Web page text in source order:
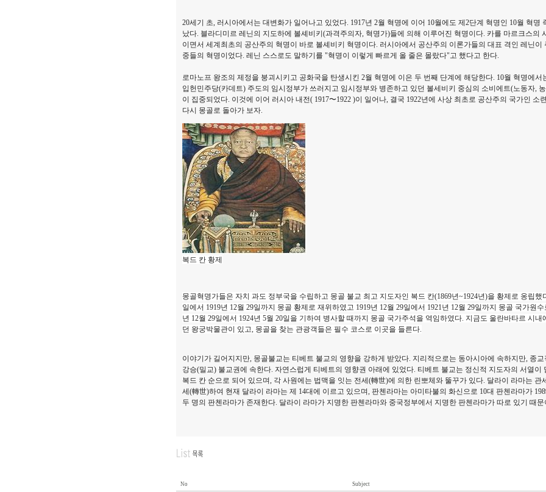
20세기 초, 러시아에서는 대변화가 일어나고 있었다. 1917년 2월 혁명에 이어 10월에도 제2단계 혁명인 10월 혁명
났다. 블라디미르 레닌의 지도하에 볼셰비키(과격주의자, 혁명가)들에 의해 이루어진 혁명이다. 카를 마르크스의
이면서 세계최초의 공산주의 혁명이 바로 볼셰비키 혁명이다. 러시아에서 공산주의 이론가들의 대표 격인 레닌이
중들의 혁명이었다. 레닌 스스로도 말하기를 "혁명이 이렇게 빠르게 올 줄은 몰랐다"고 했다고 한다.
로마노프 왕조의 제정을 붕괴시키고 공화국을 탄생시킨 2월 혁명에 이은 두 번째 단계에 해당한다. 10월 혁명에서
입헌민주당(카데트) 주도의 임시정부가 쓰러지고 임시정부와 병존하고 있던 볼세비키 중심의 소비에트(노동자,
이 집중되었다. 이것에 이어 러시아 내전( 1917〜1922 )이 일어나, 결국 1922년에 사상 최초로 공산주의 국가인 소
다시 몽골로 돌아가 보자.
복드 칸 황제
몽골혁명가들은 자치 과도 정부국을 수립하고 몽골 불교 최고 지도자인 복드 칸(1869년~1924년)을 황제로 옹립했
일에서 1919년 12월 29일까지 몽골 황제로 재위하였고 1919년 12월 29일에서 1921년 12월 29일까지 몽골 국가원
년 12월 29일에서 1924년 5월 20일을 기하여 병사할 때까지 몽골 국가주석을 역임하였다. 지금도 울란바타르 시내
던 왕궁박물관이 있고, 몽골을 찾는 관광객들은 필수 코스로 이곳을 들른다.
이야기가 길어지지만, 몽골불교는 티베트 불교의 영향을 강하게 받았다. 지리적으로는 동아시아에 속하지만, 종
강승(밀교) 불교권에 속한다. 자연스럽게 티베트의 영향권 아래에 있었다. 티베트 불교는 정신적 지도자의 서열이
복드 칸 순으로 되어 있으며, 각 사원에는 법맥을 잇는 전세(轉世)에 의한 린뽀체와 뚤꾸가 있다. 달라이 라마는 관
세(轉世)하여 현재 달라이 라마는 제 14대에 이르고 있으며, 판첸라마는 아미타불의 화신으로 10대 판첸라마가
두 명의 판첸라마가 존재한다. 달라이 라마가 지명한 판첸라마와 중국정부에서 지명한 판첸라마가 따로 있기 때문
No Subject